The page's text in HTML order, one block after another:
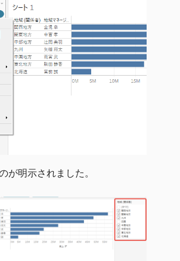
が明示されました。